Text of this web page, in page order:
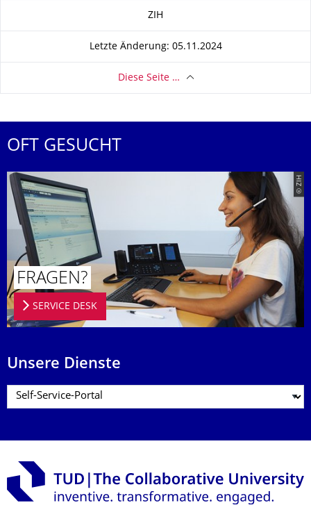
ZIH
Letzte Änderung: 05.11.2024
Diese Seite …
OFT GESUCHT
© ZIH
FRAGEN?
SERVICE DESK
Unsere Dienste